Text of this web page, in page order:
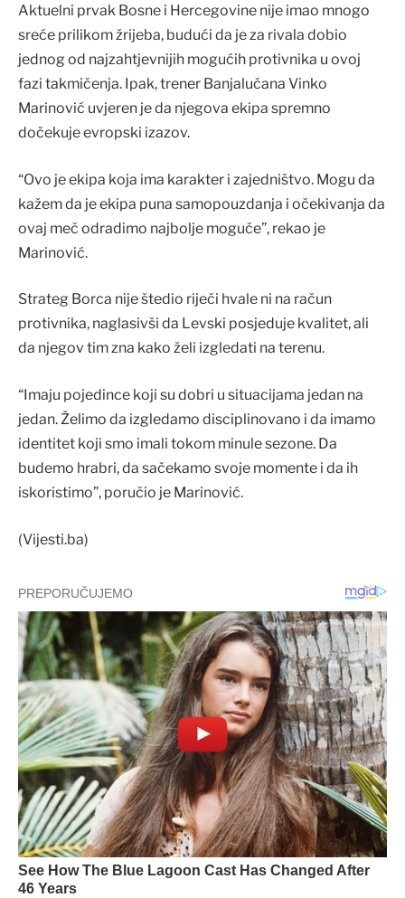
Aktuelni prvak Bosne i Hercegovine nije imao mnogo
sreće prilikom žrijeba, budući da je za rivala dobio
jednog od najzahtjevnijih mogućih protivnika u ovoj
fazi takmičenja. Ipak, trener Banjalučana Vinko
Marinović uvjeren je da njegova ekipa spremno
dočekuje evropski izazov.
“Ovo je ekipa koja ima karakter i zajedništvo. Mogu da
kažem da je ekipa puna samopouzdanja i očekivanja da
ovaj meč odradimo najbolje moguće”, rekao je
Marinović.
Strateg Borca nije štedio riječi hvale ni na račun
protivnika, naglasivši da Levski posjeduje kvalitet, ali
da njegov tim zna kako želi izgledati na terenu.
“Imaju pojedince koji su dobri u situacijama jedan na
jedan. Želimo da izgledamo disciplinovano i da imamo
identitet koji smo imali tokom minule sezone. Da
budemo hrabri, da sačekamo svoje momente i da ih
iskoristimo”, poručio je Marinović.
(Vijesti.ba)